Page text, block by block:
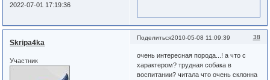
2022-07-01 17:19:36
Поделиться 38
2010-05-08 11:09:39
Skripa4ka
Участник
очень интересная порода...! а что с
характером? трудная собака в
воспитании? читала что очень склонна